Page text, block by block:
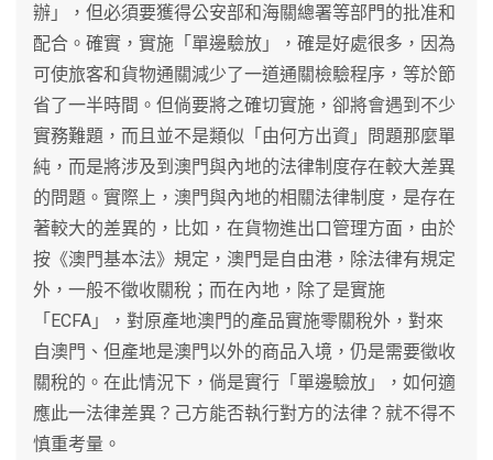
辦」，但必須要獲得公安部和海關總署等部門的批准和
配合。確實，實施「單邊驗放」，確是好處很多，因為
可使旅客和貨物通關減少了一道通關檢驗程序，等於節
省了一半時間。但倘要將之確切實施，卻將會遇到不少
實務難題，而且並不是類似「由何方出資」問題那麼單
純，而是將涉及到澳門與內地的法律制度存在較大差異
的問題。實際上，澳門與內地的相關法律制度，是存在
著較大的差異的，比如，在貨物進出口管理方面，由於
按《澳門基本法》規定，澳門是自由港，除法律有規定
外，一般不徵收關稅；而在內地，除了是實施
「ECFA」，對原產地澳門的產品實施零關稅外，對來
自澳門、但產地是澳門以外的商品入境，仍是需要徵收
關稅的。在此情況下，倘是實行「單邊驗放」，如何適
應此一法律差異？己方能否執行對方的法律？就不得不
慎重考量。